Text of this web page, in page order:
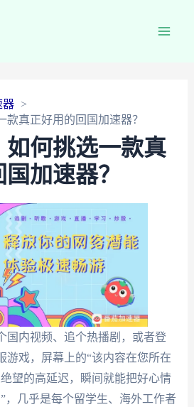
器
款真正好用的回国加速器？
如何挑选一款真
加速器？
国内视频、追个热播剧，或者登
游戏，屏幕上的“该内容在您所在
望的高延迟，瞬间就能把好心情
，几乎是每个留学生、海外工作者